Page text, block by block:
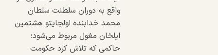
واقع به دوران سلطنت سلطان
محمد خدابنده اولجایتو هشتمین
ایلخان مغول مربوط می‌شود؛
حاکمی که تلاش کرد حکومت